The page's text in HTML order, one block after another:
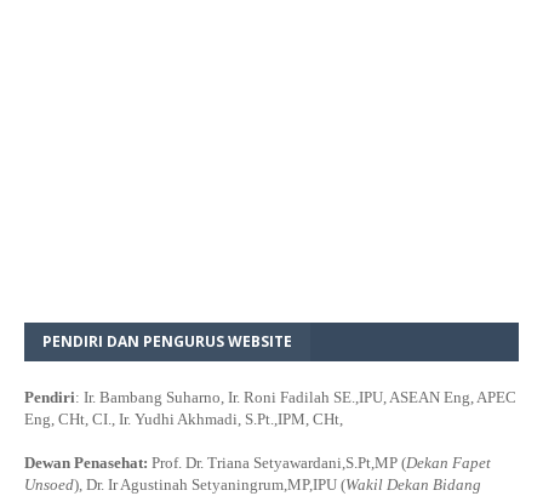
PENDIRI DAN PENGURUS WEBSITE
Pendiri: Ir. Bambang Suharno, Ir. Roni Fadilah SE.,IPU, ASEAN Eng, APEC
Eng, CHt, CI., Ir. Yudhi Akhmadi, S.Pt.,IPM, CHt,
Dewan Penasehat: Prof. Dr. Triana Setyawardani,S.Pt,MP (Dekan Fapet
Unsoed), Dr. Ir Agustinah Setyaningrum,MP,IPU (Wakil Dekan Bidang